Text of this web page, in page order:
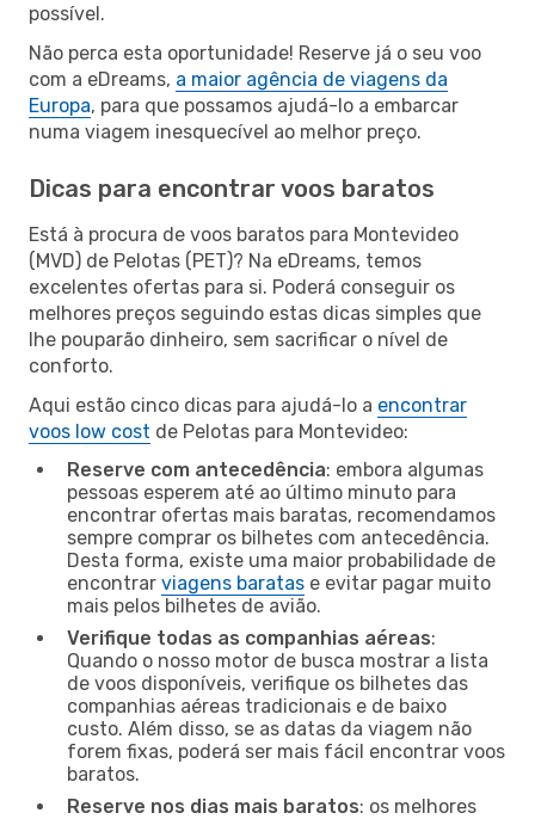
possível.
Não perca esta oportunidade! Reserve já o seu voo
com a eDreams, a maior agência de viagens da
Europa, para que possamos ajudá-lo a embarcar
numa viagem inesquecível ao melhor preço.
Dicas para encontrar voos baratos
Está à procura de voos baratos para Montevideo
(MVD) de Pelotas (PET)? Na eDreams, temos
excelentes ofertas para si. Poderá conseguir os
melhores preços seguindo estas dicas simples que
lhe pouparão dinheiro, sem sacrificar o nível de
conforto.
Aqui estão cinco dicas para ajudá-lo a encontrar
voos low cost de Pelotas para Montevideo:
Reserve com antecedência: embora algumas
pessoas esperem até ao último minuto para
encontrar ofertas mais baratas, recomendamos
sempre comprar os bilhetes com antecedência.
Desta forma, existe uma maior probabilidade de
encontrar viagens baratas e evitar pagar muito
mais pelos bilhetes de avião.
Verifique todas as companhias aéreas:
Quando o nosso motor de busca mostrar a lista
de voos disponíveis, verifique os bilhetes das
companhias aéreas tradicionais e de baixo
custo. Além disso, se as datas da viagem não
forem fixas, poderá ser mais fácil encontrar voos
baratos.
Reserve nos dias mais baratos: os melhores